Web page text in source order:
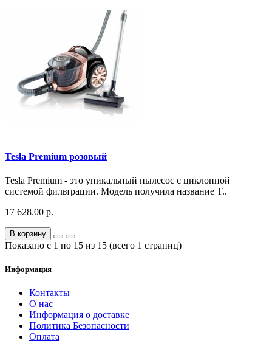
Tesla Premium розовый
Tesla Premium - это уникальный пылесос с циклонной
системой фильтрации. Модель получила название T..
17 628.00 р.
В корзину
Показано с 1 по 15 из 15 (всего 1 страниц)
Информация
Контакты
О нас
Информация о доставке
Политика Безопасности
Оплата